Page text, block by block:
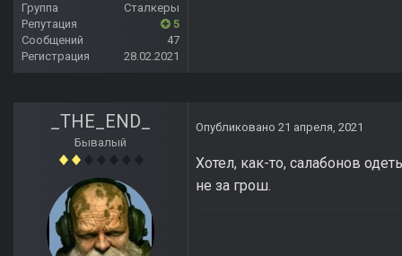
Группа
Сталкеры
Репутация
5
Сообщений
47
Регистрация
28.02.2021
_THE_END_
Бывалый
Опубликовано 21 апреля, 2021
Хотел, как-то, салабонов
не за грош.